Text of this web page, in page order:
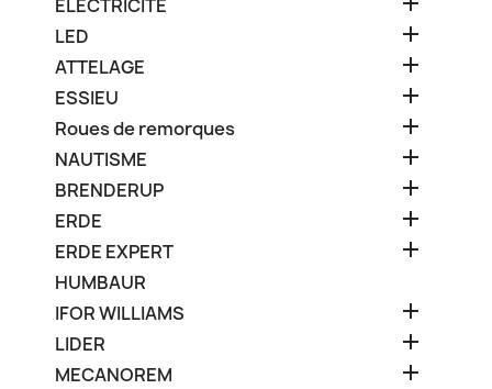
ELECTRICITE
LED 
ATTELAGE 
ESSIEU 
Roues de remorques 
NAUTISME 
BRENDERUP 
ERDE 
ERDE EXPERT 
HUMBAUR
IFOR WILLIAMS

LIDER 
MECANOREM 